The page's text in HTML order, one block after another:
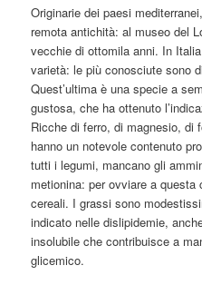
Originarie dei paesi
remota antichità: al museo del
vecchie di ottomila anni. In
varietà: le più conosciute sono
Quest’ultima è una specie a
gustosa, che ha ottenuto
Ricche di ferro, di magnesio,
hanno un notevole contenuto
tutti i legumi, mancano gli
metionina: per ovviare a
cereali. I grassi sono
indicato nelle dislipidemie,
insolubile che contribuisce a
glicemico.